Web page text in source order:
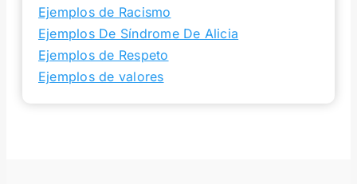
Ejemplos de Racismo
Ejemplos De Síndrome De Alicia
Ejemplos de Respeto
Ejemplos de valores